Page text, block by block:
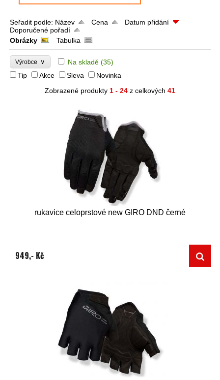
Seřadit podle: Název Cena
Datum přidání
Doporučené pořadí
Obrázky
Tabulka
Výrobce ∨ Na skladě (35)
Tip
Akce Sleva
Novinka
Zobrazené produkty 1 - 24 z celkových 41
rukavice celoprstové new GIRO DND černé
949,- Kč